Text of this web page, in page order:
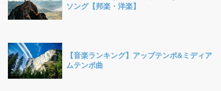
ソング【邦楽・洋楽】
【音楽ランキング】アップテンポ&ミディア
ムテンポ曲